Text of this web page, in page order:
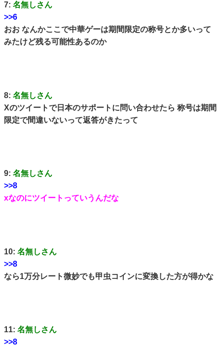
7: 名無しさん
>>6
おお なんかここで中華ゲーは期間限定の称号とか多いって
みたけど残る可能性あるのか
8: 名無しさん
Xのツイートで日本のサポートに問い合わせたら 称号は期間
限定で間違いないって返答がきたって
9: 名無しさん
>>8
xなのにツイートっていうんだな
10: 名無しさん
>>8
なら1万分レート微妙でも甲虫コインに変換した方が得かな
11: 名無しさん
>>8